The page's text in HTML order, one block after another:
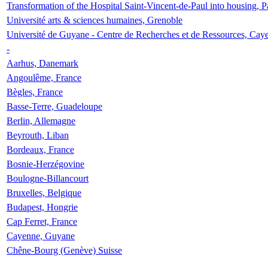
Transformation of the Hospital Saint-Vincent-de-Paul into housing,
Université arts & sciences humaines, Grenoble
Université de Guyane - Centre de Recherches et de Ressources,
-
Aarhus, Danemark
Angoulême, France
Bègles, France
Basse-Terre, Guadeloupe
Berlin, Allemagne
Beyrouth, Liban
Bordeaux, France
Bosnie-Herzégovine
Boulogne-Billancourt
Bruxelles, Belgique
Budapest, Hongrie
Cap Ferret, France
Cayenne, Guyane
Chêne-Bourg (Genève) Suisse